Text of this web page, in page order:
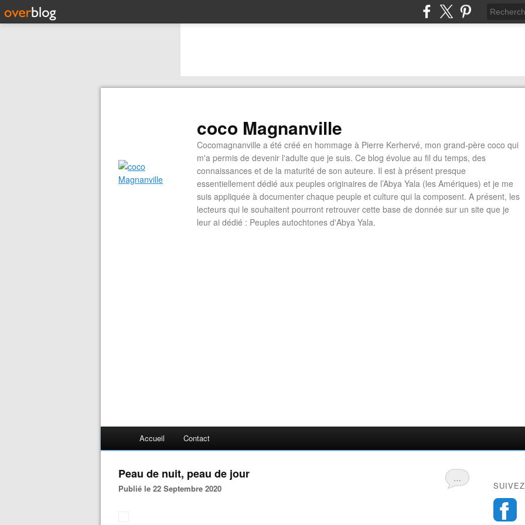
coco Magnanville
Cocomagnanville a été créé en hommage à Pierre Kerhervé, mon grand-père coco qui
m'a permis de devenir l'adulte que je suis. Ce blog évolue au fil du temps, des
connaissances et de la maturité de son auteure. Il est à présent presque
essentiellement dédié aux peuples originaires de l’Abya Yala (les Amériques) et je me
suis appliquée à documenter chaque peuple et culture qui la composent. A présent, les
lecteurs qui le souhaitent pourront retrouver cette base de donnée sur un site que je
leur ai dédié : Peuples autochtones d'Abya Yala.
Accueil Contact
…
Peau de nuit, peau de jour
Publié le 22 Septembre 2020